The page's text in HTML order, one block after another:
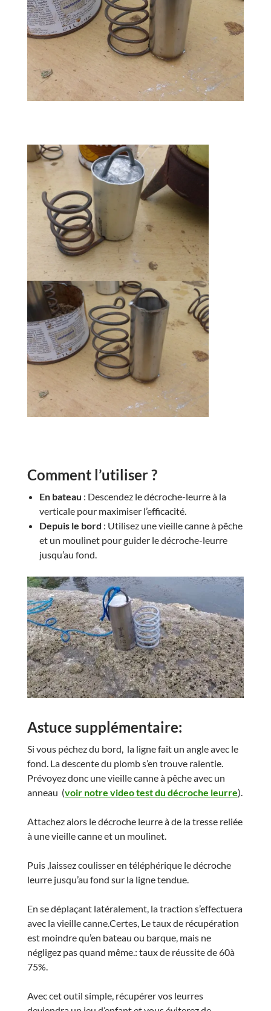
Comment l’utiliser ?
En bateau : Descendez le décroche-leurre à la
verticale pour maximiser l’efficacité.
Depuis le bord : Utilisez une vieille canne à pêche
et un moulinet pour guider le décroche-leurre
jusqu’au fond.
Astuce supplémentaire:
Si vous péchez du bord, la ligne fait un angle avec le
fond. La descente du plomb s’en trouve ralentie.
Prévoyez donc une vieille canne à pêche avec un
anneau (voir notre video test du décroche leurre).
Attachez alors le décroche leurre à de la tresse reliée
à une vieille canne et un moulinet.
Puis ,laissez coulisser en téléphérique le décroche
leurre jusqu’au fond sur la ligne tendue.
En se déplaçant latéralement, la traction s’effectuera
avec la vieille canne.Certes, Le taux de récupération
est moindre qu’en bateau ou barque, mais ne
négligez pas quand même.: taux de réussite de 60à
75%.
Avec cet outil simple, récupérer vos leurres